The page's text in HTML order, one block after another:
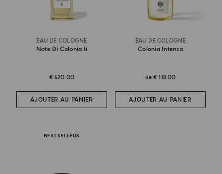
EAU DE COLOGNE
Note Di Colonia Ii
€ 520.00
AJOUTER AU PANIER
EAU DE COLOGNE
Colonia Intensa
de€ 118.00
AJOUTER AU PANIER
BEST SELLERS